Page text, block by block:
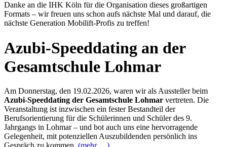
Danke an die IHK Köln für die Organisation dieses großartigen
Formats – wir freuen uns schon aufs nächste Mal und darauf, die
nächste Generation Mobilift‑Profis zu treffen!
Azubi‑Speeddating an der
Gesamtschule Lohmar
Am Donnerstag, den 19.02.2026, waren wir als Aussteller beim
Azubi‑Speeddating der Gesamtschule Lohmar vertreten. Die
Veranstaltung ist inzwischen ein fester Bestandteil der
Berufsorientierung für die Schülerinnen und Schüler des 9.
Jahrgangs in Lohmar – und bot auch uns eine hervorragende
Gelegenheit, mit potenziellen Auszubildenden persönlich ins